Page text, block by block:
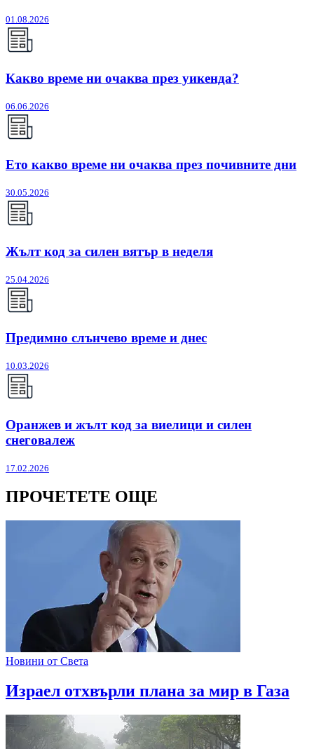
01.08.2026
Какво време ни очаква през уикенда?
06.06.2026
Ето какво време ни очаква през почивните дни
30.05.2026
Жълт код за силен вятър в неделя
25.04.2026
Предимно слънчево време и днес
10.03.2026
Оранжев и жълт код за виелици и силен
снеговалеж
17.02.2026
ПРОЧЕТЕТЕ ОЩЕ
Новини от Света
Израел отхвърли плана за мир в Газа